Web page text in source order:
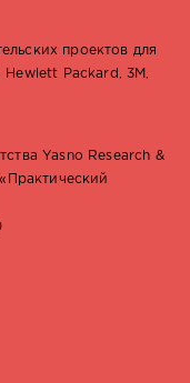
проектов для
Packard, 3M,
Yasno Research &